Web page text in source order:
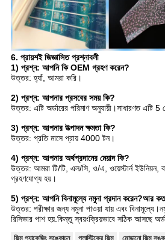
6. প্রায়শই জিজ্ঞাসিত প্রশ্নাবলী
1) প্রশ্ন: আপনি কি OEM গ্রহণ করেন?
উত্তর: হ্যাঁ, আমরা করি।
2) প্রশ্ন: আপনার প্রসবের সময় কি?
উত্তর: এটি অর্ডারের পরিমাণ অনুযায়ী।সাধারণত এটি 5
3) প্রশ্ন: আপনার উত্পাদন ক্ষমতা কি?
উত্তর: প্রতি মাসে প্রায় 4000 টন।
4) প্রশ্ন: আপনার অর্থপ্রদানের মেয়াদ কি?
উত্তর: আমরা টি/টি, এল/সি, ও/এ, ওয়েস্টার্ন ইউনিয়ন,
গ্রহণযোগ্য হয়।
5) প্রশ্ন: আপনি বিনামূল্যে নমুনা প্রদান করেন?আর কত
উত্তর: পরীক্ষার জন্য নমুনা পাওয়া যায় এবং
রিসিভার পাশ হয়.কিন্তু স্বয়ংক্রিয়ভাবে সঠিক আসছে